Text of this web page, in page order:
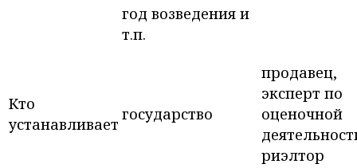
год возведения и
т.п.
Кто
устанавливает
государство
продавец,
эксперт по
оценочной
риэлтор